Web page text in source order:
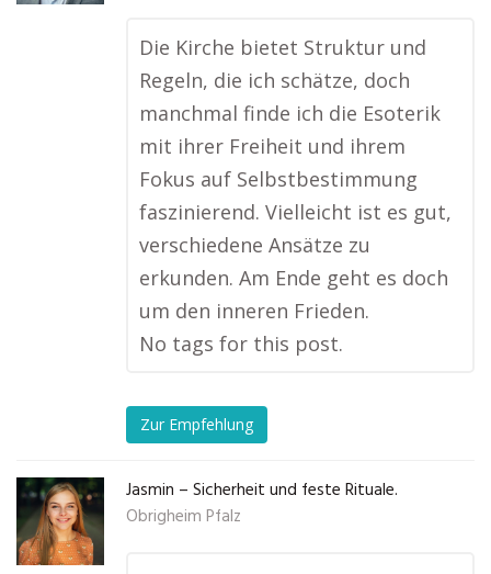
Die Kirche bietet Struktur und
Regeln, die ich schätze, doch
manchmal finde ich die Esoterik
mit ihrer Freiheit und ihrem
Fokus auf Selbstbestimmung
faszinierend. Vielleicht ist es gut,
verschiedene Ansätze zu
erkunden. Am Ende geht es doch
um den inneren Frieden.
No tags for this post.
Zur Empfehlung
Jasmin – Sicherheit und feste Rituale.
Obrigheim Pfalz